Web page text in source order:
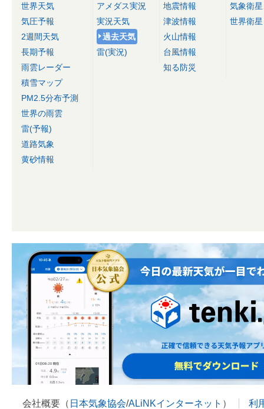
世界天気
気圧予報
2週間天気
長期予報
雨雲レーダー
積雪マップ
PM2.5分布予測
世界の雨雲
雷(予報)
道路気象
黄砂情報
アメダス実況
実況天気
過去天気
雷(実況)
地震情報
津波情報
火山情報
台風情報
知る防災
気象衛星
世界衛星
会社概要（ 日本気象協会/ALiNKインターネット ） 利